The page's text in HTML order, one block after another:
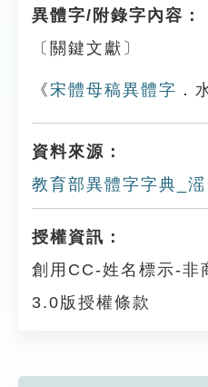
異體字/附錄字內容：
〔關鍵文獻〕
《宋體母稿異體字 ．
資料來源：
教育部異體字字典_滛
授權資訊：
創用CC-姓名標示-非
3.0版授權條款